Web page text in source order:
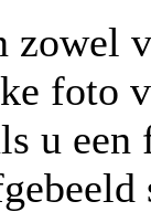
zowel
foto
u